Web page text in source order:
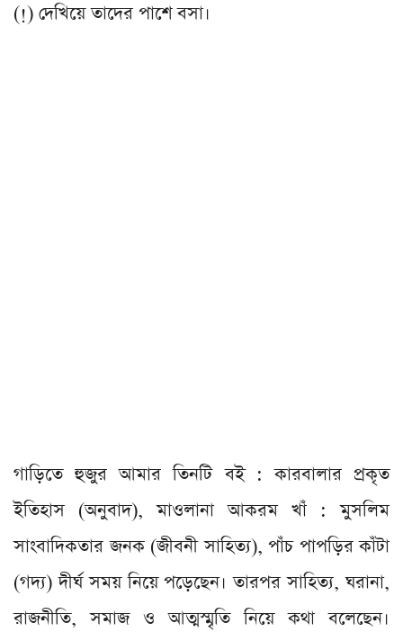
(!) দেখিয়ে তাদের পাশে বসা।
গাড়িতে হুজুর আমার তিনটি বই : কারবালার প্রকৃত
ইতিহাস (অনুবাদ), মাওলানা আকরম খাঁ : মুসলিম
সাংবাদিকতার জনক (জীবনী সাহিত্য), পাঁচ পাপড়ির কাঁটা
(গদ্য) দীর্ঘ সময় নিয়ে পড়েছেন। তারপর সাহিত্য, ঘরানা,
রাজনীতি, সমাজ ও আত্মস্মৃতি নিয়ে কথা বলেছেন।